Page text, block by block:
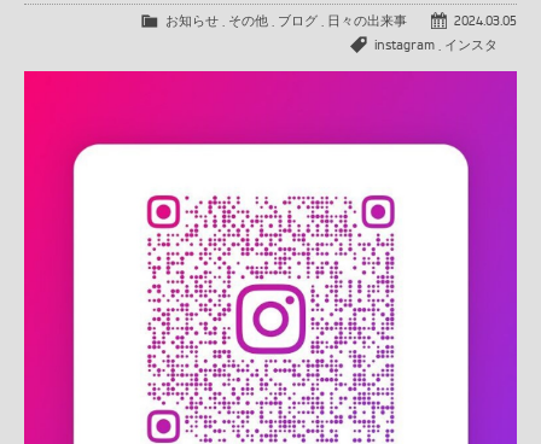
2024.03.05
お知らせ その他 ブログ
日々の出来事
instagram
インスタ